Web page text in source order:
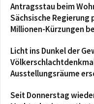
Antragsstau beim
Sächsische
Millionen-Kürzungen
Licht ins Dunkel der
Ausstellungsräume
Seit Donnerstag